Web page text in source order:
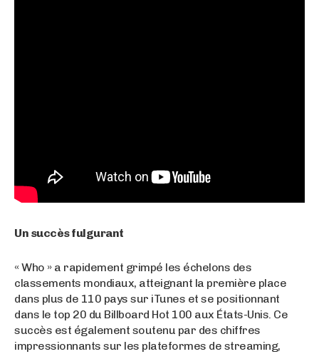
Un succès fulgurant
« Who » a rapidement grimpé les échelons des
classements mondiaux, atteignant la première place
dans plus de 110 pays sur iTunes et se positionnant
dans le top 20 du Billboard Hot 100 aux États-Unis. Ce
succès est également soutenu par des chiffres
impressionnants sur les plateformes de streaming,